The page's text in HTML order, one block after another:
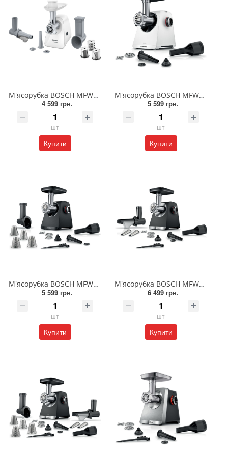
М'ясорубка BOSCH MFW2517W
4 599 грн.
шт
Купити
М'ясорубка BOSCH MFWS607W
5 599 грн.
шт
Купити
М'ясорубка BOSCH MFWS440B
5 599 грн.
шт
Купити
М'ясорубка BOSCH MFWS650B
6 499 грн.
шт
Купити